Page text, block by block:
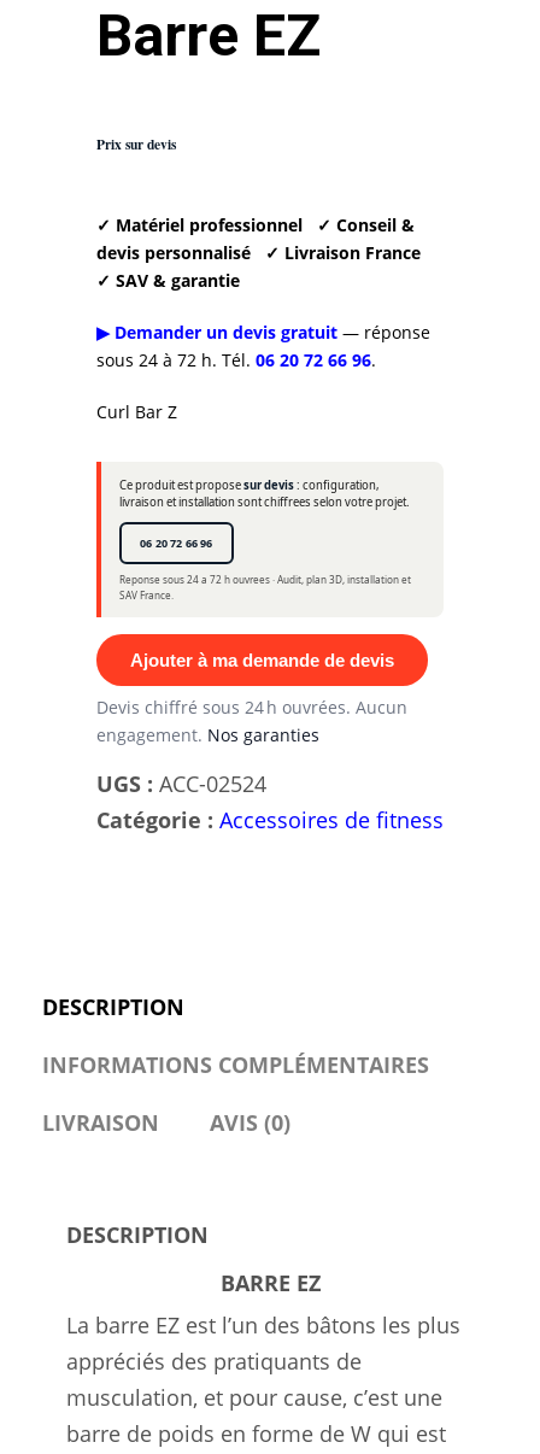
Barre EZ
Prix sur devis
✓ Matériel professionnel
✓ Conseil &
devis personnalisé
✓ Livraison France
✓ SAV & garantie
▶ Demander un devis gratuit — réponse
sous 24 à 72 h. Tél. 06 20 72 66 96.
Curl Bar Z
Ce produit est proposesur devis: configuration,
livraison et installation sont chiffrees selon votre projet.
06 20 72 66 96
Reponse sous 24 a 72 h ouvrees · Audit, plan 3D, installation et
SAV France.
Ajouter à ma demande de devis
Devis chiffré sous 24 h ouvrées. Aucun
engagement. Nos garanties
UGS : ACC-02524
Catégorie : Accessoires de fitness
DESCRIPTION
INFORMATIONS COMPLÉMENTAIRES
LIVRAISON
AVIS (0)
DESCRIPTION
BARRE EZ
La barre EZ est l’un des bâtons les plus
appréciés des pratiquants de
musculation, et pour cause, c’est une
barre de poids en forme de W qui est